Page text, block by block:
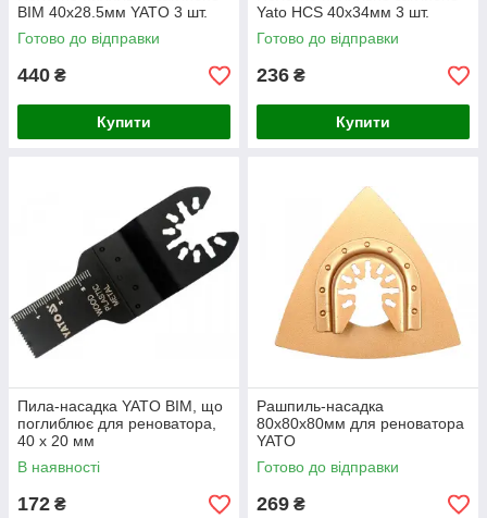
BIM 40х28.5мм YATO 3 шт.
Готово до відправки
440 ₴
Купити
Yato HCS 40х34мм 3 шт.
Готово до відправки
236 ₴
Купити
Пила-насадка YATO BIM, що
поглиблює для реноватора,
40 х 20 мм
В наявності
172 ₴
Рашпиль-насадка
80х80х80мм для реноватора
YATO
Готово до відправки
269 ₴